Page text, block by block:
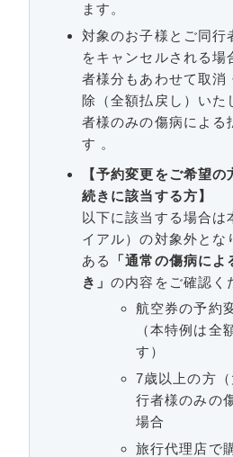
ます。
対象のお子様とご同行
をキャンセルされる場
者様分もあわせて取消
除（全額払戻し）い
者様のみの傷病による
す 。
【予約変更をご希望
続きに該当する方】
以下に該当する場合は
イアル）の対象外とな
ある
「通常の傷病に
き」の内容をご確認く
航空券の予約
（本特例は全
す）
7歳以上の方
行者様のみの
場合
旅行代理店で